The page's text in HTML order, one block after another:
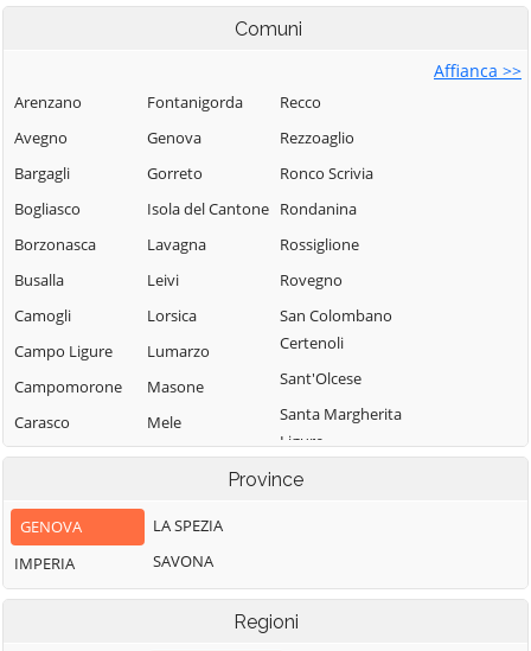
Comuni
Affianca >>
Arenzano
Avegno
Bargagli
Bogliasco
Borzonasca
Busalla
Camogli
Campo Ligure
Campomorone
Carasco
Casarza Ligure
Castiglione
Chiavarese
Ceranesi
Fontanigorda
Genova
Gorreto
Isola del Cantone
Lavagna
Leivi
Lorsica
Lumarzo
Masone
Mele
Mezzanego
Moconesi
Moneglia
Montebruno
Recco
Rezzoaglio
Ronco Scrivia
Rondanina
Rossiglione
Rovegno
San Colombano
Certenoli
Sant'Olcese
Santa Margherita
Ligure
Santo Stefano
Sestri Levante
Province
GENOVA
IMPERIA
LA SPEZIA
SAVONA
Regioni